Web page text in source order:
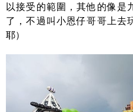
以接受的範圍，其他的像是
了，不過叫小恩仔哥哥上去
耶）